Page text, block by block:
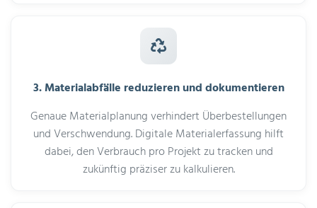
3. Materialabfälle reduzieren und dokumentieren
Genaue Materialplanung verhindert Überbestellungen
und Verschwendung. Digitale Materialerfassung hilft
dabei, den Verbrauch pro Projekt zu tracken und
zukünftig präziser zu kalkulieren.